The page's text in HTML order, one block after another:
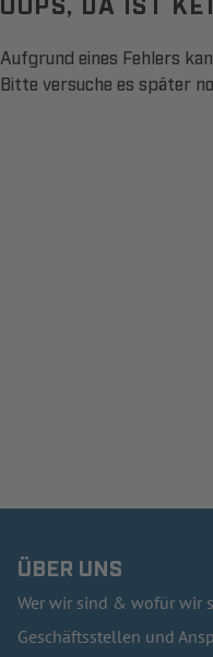
Aufgrund eines Fehlers
Bitte versuche es später
ÜBER UNS
Wer wir sind & wofür wir
Geschäftsstellen und